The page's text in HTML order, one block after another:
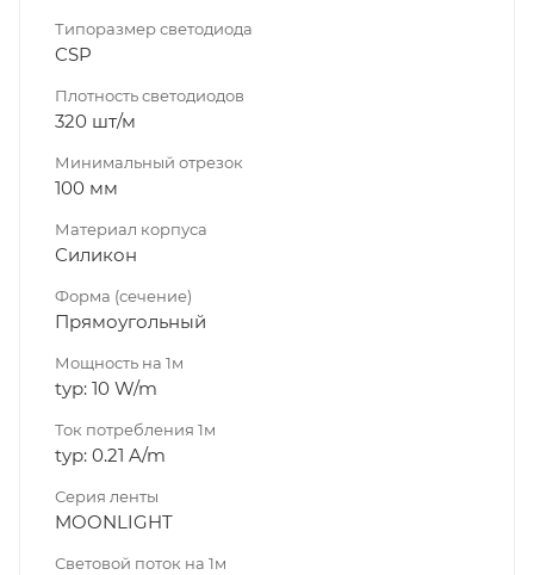
Типоразмер светодиода
CSP
Плотность светодиодов
320 шт/м
Минимальный отрезок
100 мм
Материал корпуса
Силикон
Форма (сечение)
Прямоугольный
Мощность на 1м
typ: 10 W/m
Ток потребления 1м
typ: 0.21 A/m
Серия ленты
MOONLIGHT
Световой поток на 1м